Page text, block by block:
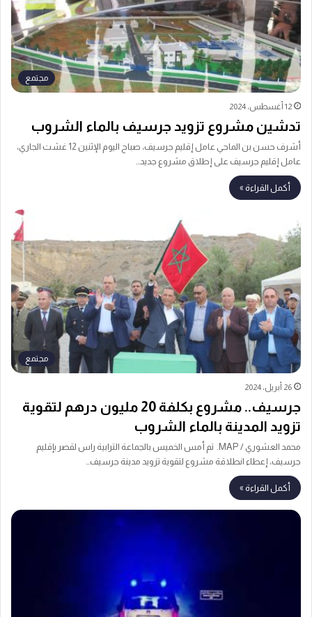
مجتمع
12 أغسطس، 2024
تدشين مشروع تزويد جرسيف بالماء الشروب
أشرف حسن بن الماحي عامل إقليم جرسيف، صباح اليوم الإثنين 12 غشت الجاري،
عامل إقليم جرسيف على إطلاق مشروع جديد…
أكمل القراءة »
مجتمع
26 أبريل، 2024
جرسيف.. مشروع بكلفة 20 مليون درهم لتقوية
تزويد المدينة بالماء الشروب
محمد العشوري / MAP. تم أمس الخميس بالجماعة الترابية راس لقصر بإقليم
جرسيف، إعطاء انطلاقة مشروع لتقوية تزويد مدينة جرسيف…
أكمل القراءة »